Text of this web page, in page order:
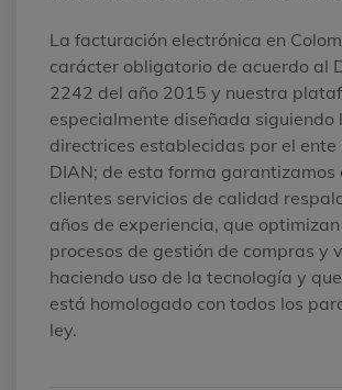
La facturación electrónica en
carácter obligatorio de acuerdo al
2242 del año 2015 y nuestra
especialmente diseñada siguiendo
directrices establecidas por el ente
DIAN; de esta forma garantizamos
clientes servicios de calidad
años de experiencia, que optimizan
procesos de gestión de compras y
haciendo uso de la tecnología y
está homologado con todos los
ley.